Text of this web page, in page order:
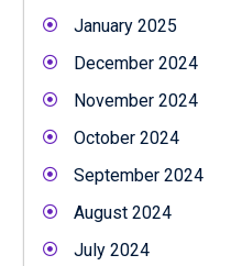
January 2025
December 2024
November 2024
October 2024
September 2024
August 2024
July 2024